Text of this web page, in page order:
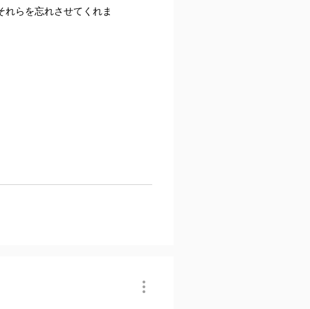
らを忘れさせてくれま